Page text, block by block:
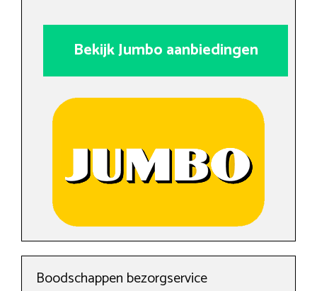
Bekijk Jumbo aanbiedingen
Boodschappen bezorgservice